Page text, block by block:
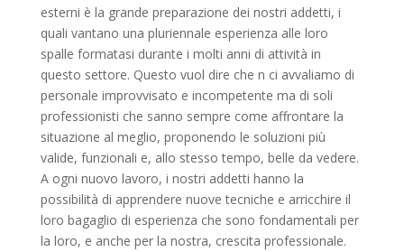
esterni è la grande preparazione dei nostri addetti, i
quali vantano una pluriennale esperienza alle loro
spalle formatasi durante i molti anni di attività in
questo settore. Questo vuol dire che n ci avvaliamo di
personale improvvisato e incompetente ma di soli
professionisti che sanno sempre come affrontare la
situazione al meglio, proponendo le soluzioni più
valide, funzionali e, allo stesso tempo, belle da vedere.
A ogni nuovo lavoro, i nostri addetti hanno la
possibilità di apprendere nuove tecniche e arricchire il
loro bagaglio di esperienza che sono fondamentali per
la loro, e anche per la nostra, crescita professionale.